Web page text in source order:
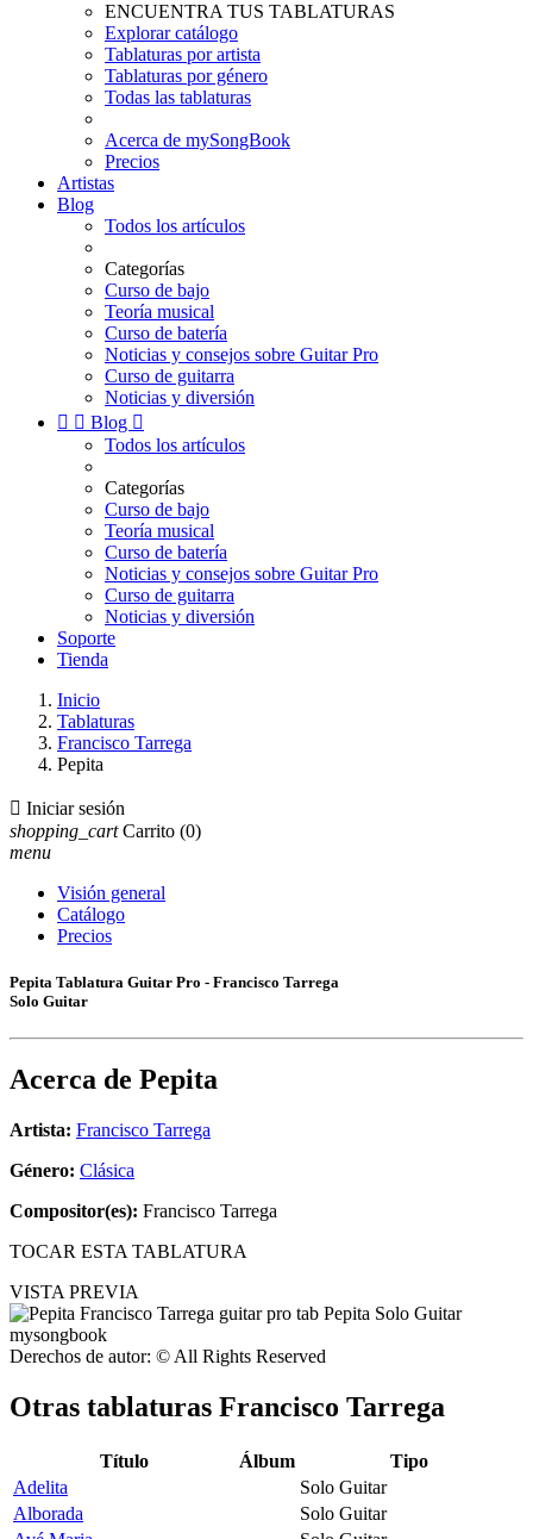
ENCUENTRA TUS TABLATURAS
Explorar catálogo
Tablaturas por artista
Tablaturas por género
Todas las tablaturas
Acerca de mySongBook
Precios
Artistas
Blog
Todos los artículos
Categorías
Curso de bajo
Teoría musical
Curso de batería
Noticias y consejos sobre Guitar Pro
Curso de guitarra
Noticias y diversión
  Blog 
Todos los artículos
Categorías
Curso de bajo
Teoría musical
Curso de batería
Noticias y consejos sobre Guitar Pro
Curso de guitarra
Noticias y diversión
Soporte
Tienda
Inicio
Tablaturas
Francisco Tarrega
Pepita
 Iniciar sesión
shopping_cart Carrito (0)
menu
Visión general
Catálogo
Precios
Pepita Tablatura Guitar Pro - Francisco Tarrega
Solo Guitar
Acerca de Pepita
Artista: Francisco Tarrega
Género: Clásica
Compositor(es): Francisco Tarrega
TOCAR ESTA TABLATURA
VISTA PREVIA
Derechos de autor: © All Rights Reserved
Otras tablaturas Francisco Tarrega
Título Álbum
Tipo
Adelita
Solo Guitar
Alborada
Solo Guitar